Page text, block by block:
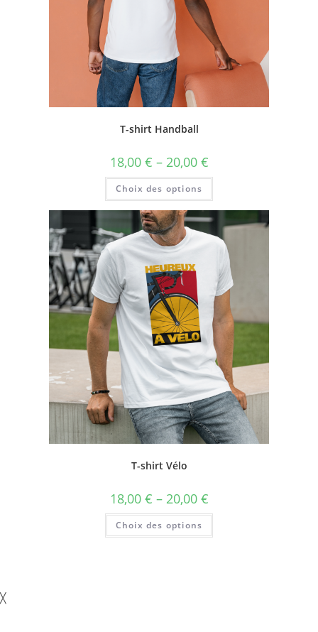
T-shirt Handball
18,00 € – 20,00 €
Choix des options
T-shirt Vélo
18,00 € – 20,00 €
Choix des options
╳